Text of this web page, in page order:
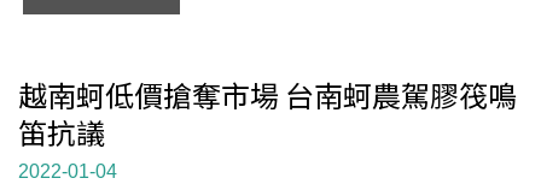
越南蚵低價搶奪市場 台南蚵農駕膠筏鳴
笛抗議
2022-01-04